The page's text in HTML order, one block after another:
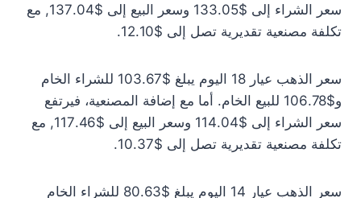
سعر الشراء إلى $133.05 وسعر البيع إلى $137.04, مع
تكلفة مصنعية تقديرية تصل إلى $12.10.
سعر الذهب عيار 18 اليوم يبلغ $103.67 للشراء الخام
و$106.78 للبيع الخام. أما مع إضافة المصنعية، فيرتفع
سعر الشراء إلى $114.04 وسعر البيع إلى $117.46, مع
تكلفة مصنعية تقديرية تصل إلى $10.37.
سعر الذهب عيار 14 اليوم يبلغ $80.63 للشراء الخام